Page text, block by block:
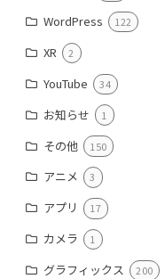
WordPress 122
XR 2
YouTube 34
お知らせ 1
その他 150
アニメ 3
アプリ 17
カメラ 1
グラフィックス 200